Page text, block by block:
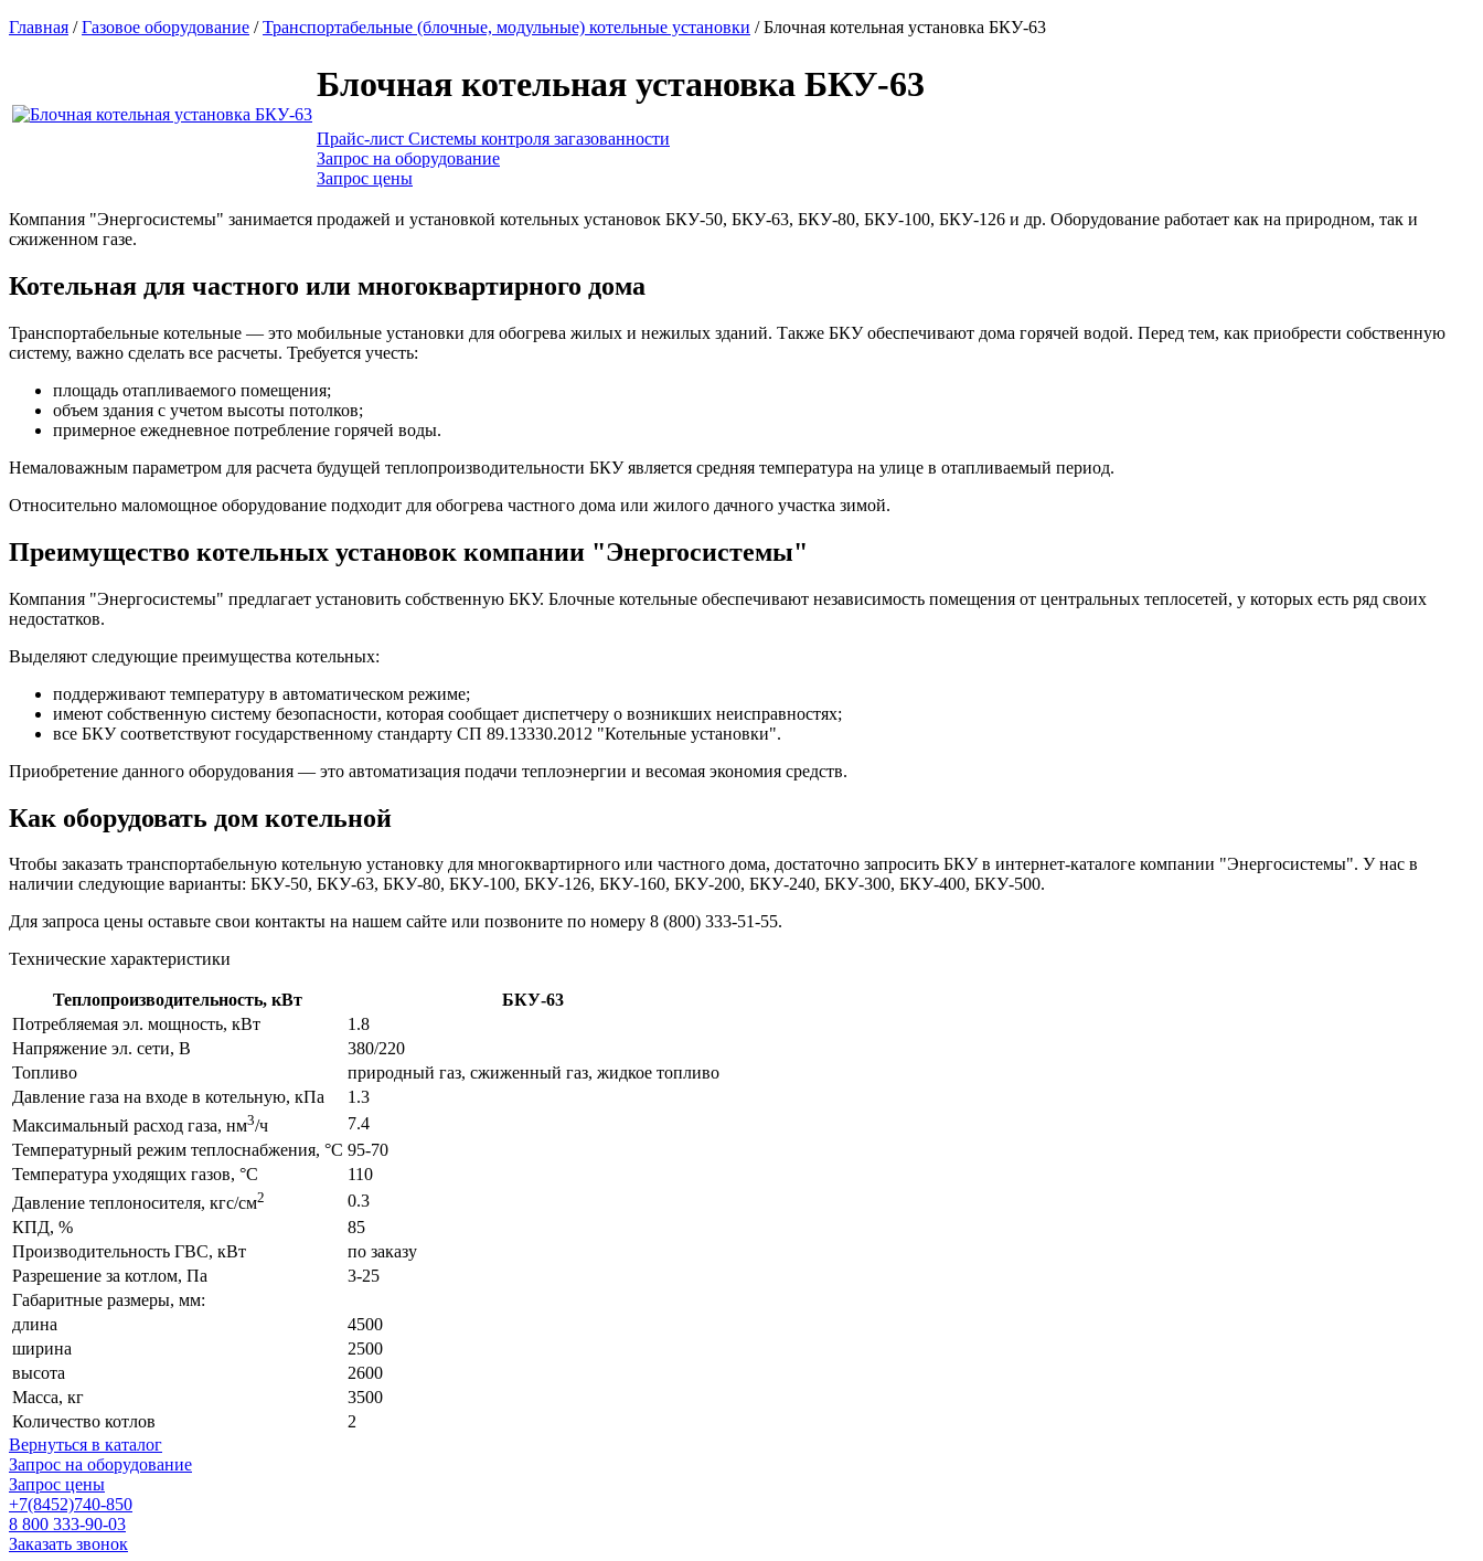
Главная / Газовое оборудование / Транспортабельные (блочные, модульные) котельные установки / Блочная котельная установка БКУ-63
Блочная котельная установка БКУ-63
Прайс-лист Системы контроля загазованности
Запрос на оборудование
Запрос цены
Компания "Энергосистемы" занимается продажей и установкой котельных установок БКУ-50, БКУ-63, БКУ-80, БКУ-100, БКУ-126 и др. Оборудование работает как на природном, так и
сжиженном газе.
Котельная для частного или многоквартирного дома
Транспортабельные котельные — это мобильные установки для обогрева жилых и нежилых зданий. Также БКУ обеспечивают дома горячей водой. Перед тем, как приобрести собственную
систему, важно сделать все расчеты. Требуется учесть:
площадь отапливаемого помещения;
объем здания с учетом высоты потолков;
примерное ежедневное потребление горячей воды.
Немаловажным параметром для расчета будущей теплопроизводительности БКУ является средняя температура на улице в отапливаемый период.
Относительно маломощное оборудование подходит для обогрева частного дома или жилого дачного участка зимой.
Преимущество котельных установок компании "Энергосистемы"
Компания "Энергосистемы" предлагает установить собственную БКУ. Блочные котельные обеспечивают независимость помещения от центральных теплосетей, у которых есть ряд своих
недостатков.
Выделяют следующие преимущества котельных:
поддерживают температуру в автоматическом режиме;
имеют собственную систему безопасности, которая сообщает диспетчеру о возникших неисправностях;
все БКУ соответствуют государственному стандарту СП 89.13330.2012 "Котельные установки".
Приобретение данного оборудования — это автоматизация подачи теплоэнергии и весомая экономия средств.
Как оборудовать дом котельной
Чтобы заказать транспортабельную котельную установку для многоквартирного или частного дома, достаточно запросить БКУ в интернет-каталоге компании "Энергосистемы". У нас в
наличии следующие варианты: БКУ-50, БКУ-63, БКУ-80, БКУ-100, БКУ-126, БКУ-160, БКУ-200, БКУ-240, БКУ-300, БКУ-400, БКУ-500.
Для запроса цены оставьте свои контакты на нашем сайте или позвоните по номеру 8 (800) 333-51-55.
Технические характеристики
Теплопроизводительность, кВт
БКУ-63
Потребляемая эл. мощность, кВт
1.8
Напряжение эл. сети, В
380/220
Топливо
природный газ, сжиженный газ, жидкое топливо
Давление газа на входе в котельную, кПа
1.3
Максимальный расход газа, нм3/ч
7.4
Температурный режим теплоснабжения, °С 95-70
Температура уходящих газов, °С
110
Давление теплоносителя, кгс/см2
0.3
КПД, %
85
Производительность ГВС, кВт
по заказу
Разрешение за котлом, Па
3-25
Габаритные размеры, мм:
длина
4500
ширина
2500
высота
2600
Масса, кг
3500
Количество котлов
2
Вернуться в каталог
Запрос на оборудование
Запрос цены
+7(8452)740-850
8 800 333-90-03
Заказать звонок